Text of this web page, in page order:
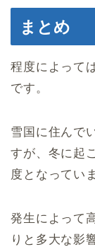
まとめ
程度によって
です。
雪国に住んで
すが、冬に起
度となってい
発生によって
りと多大な影